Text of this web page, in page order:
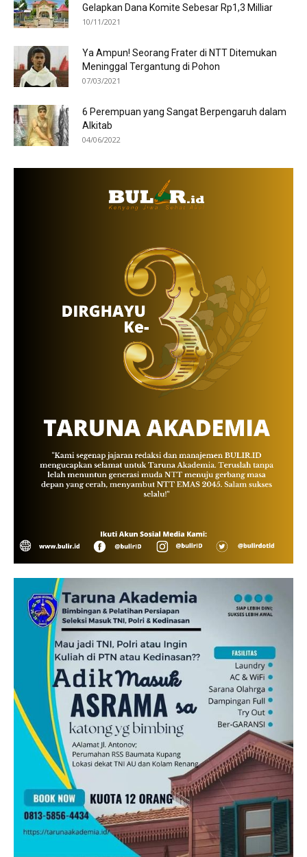
Gelapkan Dana Komite Sebesar Rp1,3 Milliar
10/11/2021
Ya Ampun! Seorang Frater di NTT Ditemukan
Meninggal Tergantung di Pohon
07/03/2021
6 Perempuan yang Sangat Berpengaruh dalam
Alkitab
04/06/2022